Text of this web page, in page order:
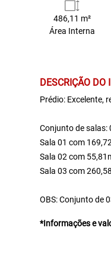
486,11 m²
Área Interna
DESCRIÇÃO DO
Prédio: Excelente,
Conjunto de salas:
Sala 01 com
Sala 02 com
Sala 03 com
OBS: Conjunto de
*Informações e